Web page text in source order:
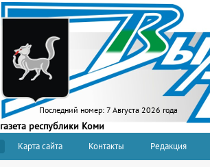
Последний номер: 7 Августа 2026 года
газета республики Коми
Карта сайта Контакты Редакция